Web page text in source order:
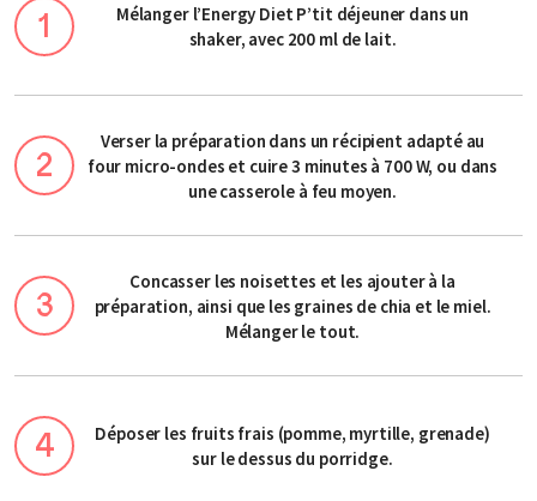
Mélanger l’Energy Diet P’tit déjeuner dans un
shaker, avec 200 ml de lait.
Verser la préparation dans un récipient adapté au
four micro-ondes et cuire 3 minutes à 700 W, ou dans
une casserole à feu moyen.
Concasser les noisettes et les ajouter à la
préparation, ainsi que les graines de chia et le miel.
Mélanger le tout.
Déposer les fruits frais (pomme, myrtille, grenade)
sur le dessus du porridge.